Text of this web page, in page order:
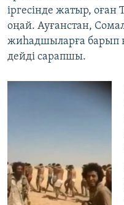
іргесінде жатыр, оған
оңай. Ауғанстан,
жиһадшыларға барып
дейді сарапшы.